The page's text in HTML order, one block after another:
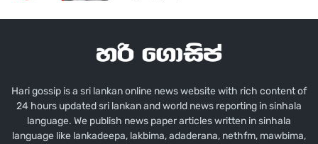
Hari gossip is a sri lankan online news website with rich content of
24 hours updated sri lankan and world news reporting in sinhala
language. We publish news paper articles written in sinhala
language like lankadeepa, lakbima, adaderana, nethfm, mawbima,